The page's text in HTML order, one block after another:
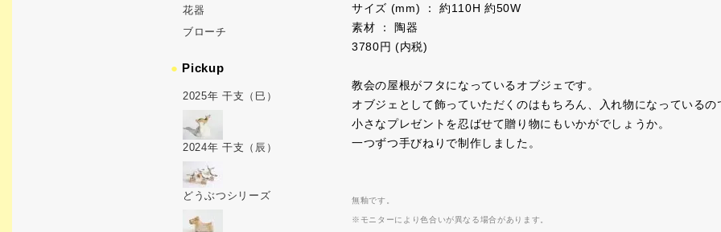
サイズ (mm) ： 約110H 約50W
素材 ： 陶器
3780円 (内税)
教会の屋根がフタになっているオブジェです。
オブジェとして飾っていただくのはもちろん、入れ物になっているの
小さなプレゼントを忍ばせて贈り物にもいかがでしょうか。
一つずつ手びねりで制作しました。
無釉です。
※モニターにより色合いが異なる場合があります。
花器
ブローチ
● Pickup
2025年 干支（巳）
2024年 干支（辰）
どうぶつシリーズ